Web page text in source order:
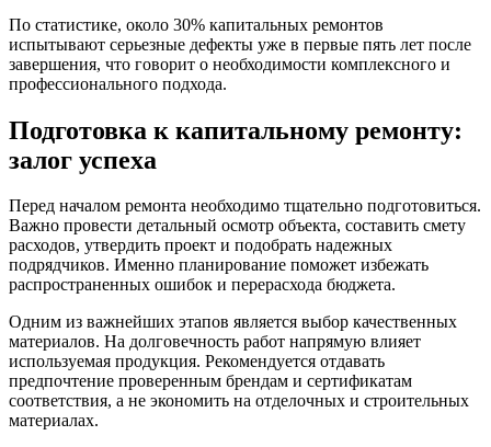
По статистике, около 30% капитальных ремонтов
испытывают серьезные дефекты уже в первые пять лет после
завершения, что говорит о необходимости комплексного и
профессионального подхода.
Подготовка к капитальному ремонту:
залог успеха
Перед началом ремонта необходимо тщательно подготовиться.
Важно провести детальный осмотр объекта, составить смету
расходов, утвердить проект и подобрать надежных
подрядчиков. Именно планирование поможет избежать
распространенных ошибок и перерасхода бюджета.
Одним из важнейших этапов является выбор качественных
материалов. На долговечность работ напрямую влияет
используемая продукция. Рекомендуется отдавать
предпочтение проверенным брендам и сертификатам
соответствия, а не экономить на отделочных и строительных
материалах.